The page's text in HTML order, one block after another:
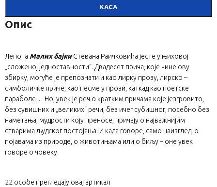
КАСА
Опис
Лепота Малих бајкиСтевана Раичковића јесте у њиховој
„сложеној једноставности“. Двадесет прича, које чине ову
збирку, могуће је препознати и као лирку прозу, лирско –
симболичке приче, као песме у прози, каткад као поетске
параболе… Но, увек је реч о кратким причама које језгровито,
без сувишних и „великих“ речи, без ичег субишног, посебно без
наметања, мудрости коју преносе, причају о најважнијим
стварима људског постојања. И када говоре, само наизглед, о
појавама из природе, о животињама или о биљу – оне увек
говоре о човеку.
22 особе прегледају овај артикал